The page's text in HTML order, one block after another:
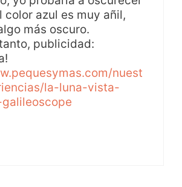
color azul es muy añil,
más oscuro.
publicidad:
nuest
la-luna-vista-